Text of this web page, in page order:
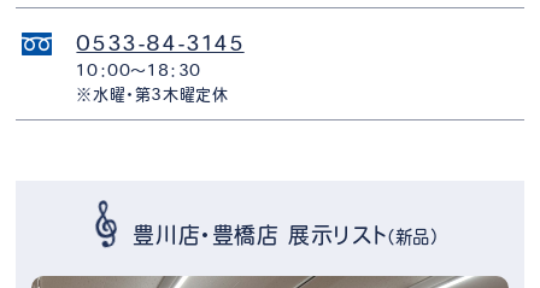
0533-84-3145
10：00～18：30
※水曜・第3木曜定休
豊川店・豊橋店 展示リスト（新品）